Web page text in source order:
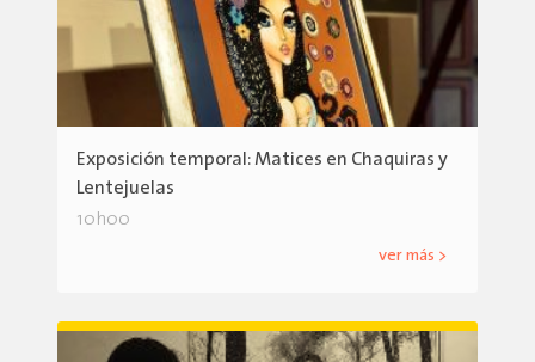
Exposición temporal: Matices en Chaquiras y
Lentejuelas
10h00
ver más >